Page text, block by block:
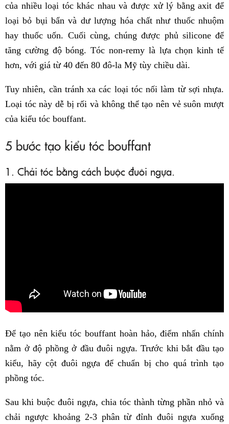
của nhiều loại tóc khác nhau và được xử lý bằng axit để
loại bỏ bụi bẩn và dư lượng hóa chất như thuốc nhuộm
hay thuốc uốn. Cuối cùng, chúng được phủ silicone để
tăng cường độ bóng. Tóc non-remy là lựa chọn kinh tế
hơn, với giá từ 40 đến 80 đô-la Mỹ tùy chiều dài.
Tuy nhiên, cần tránh xa các loại tóc nối làm từ sợi nhựa.
Loại tóc này dễ bị rối và không thể tạo nên vẻ suôn mượt
của kiểu tóc bouffant.
5 bước tạo kiểu tóc bouffant
1. Chải tóc bằng cách buộc đuôi ngựa.
Để tạo nên kiểu tóc bouffant hoàn hảo, điểm nhấn chính
nằm ở độ phồng ở đầu đuôi ngựa. Trước khi bắt đầu tạo
kiểu, hãy cột đuôi ngựa để chuẩn bị cho quá trình tạo
phồng tóc.
Sau khi buộc đuôi ngựa, chia tóc thành từng phần nhỏ và
chải ngược khoảng 2-3 phân từ đỉnh đuôi ngựa xuống